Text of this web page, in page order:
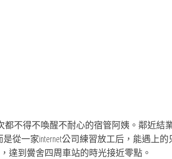
不得不喚醒不耐心的宿管阿姨。鄰近結
是從一家internet公司練習放工后，能遇上
到黌舍四周車站的時光接近零點。